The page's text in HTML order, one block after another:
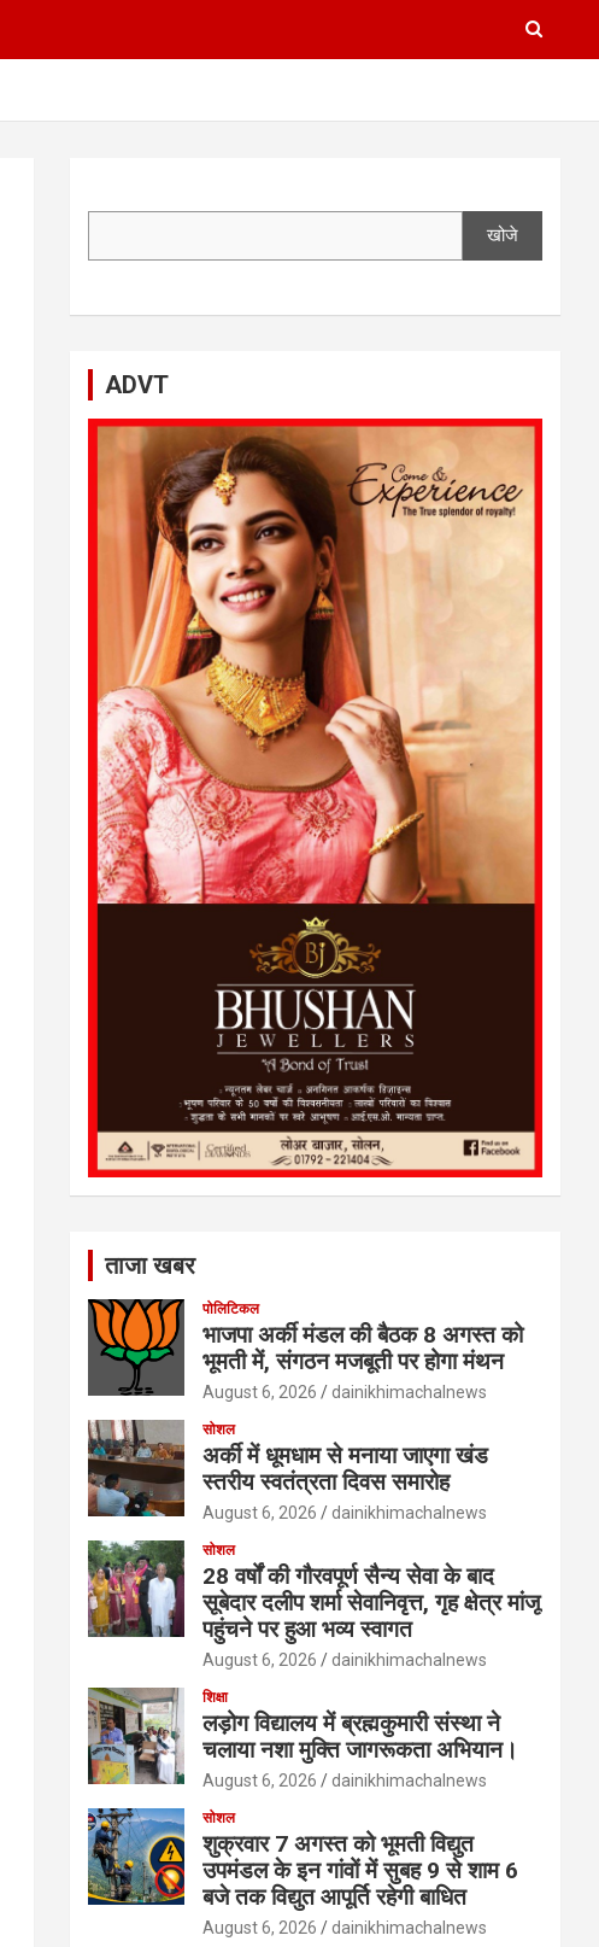
खोजे
ADVT
ताजा खबर
पोलिटिकल
भाजपा अर्की मंडल की बैठक 8 अगस्त को
भूमती में, संगठन मजबूती पर होगा मंथन
August 6, 2026 dainikhimachalnews
सोशल
अर्की में धूमधाम से मनाया जाएगा खंड
स्तरीय स्वतंत्रता दिवस समारोह
August 6, 2026 dainikhimachalnews
सोशल
28 वर्षों की गौरवपूर्ण सैन्य सेवा के बाद
सूबेदार दलीप शर्मा सेवानिवृत्त, गृह क्षेत्र मांजू
पहुंचने पर हुआ भव्य स्वागत
August 6, 2026 dainikhimachalnews
शिक्षा
लड़ोग विद्यालय में ब्रह्मकुमारी संस्था ने
चलाया नशा मुक्ति जागरूकता अभियान।
August 6, 2026 dainikhimachalnews
सोशल
शुक्रवार 7 अगस्त को भूमती विद्युत
उपमंडल के इन गांवों में सुबह 9 से शाम 6
बजे तक विद्युत आपूर्ति रहेगी बाधित
August 6, 2026 dainikhimachalnews